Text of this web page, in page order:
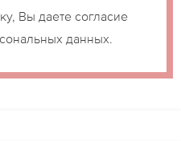
Вы даете согласие
данных.